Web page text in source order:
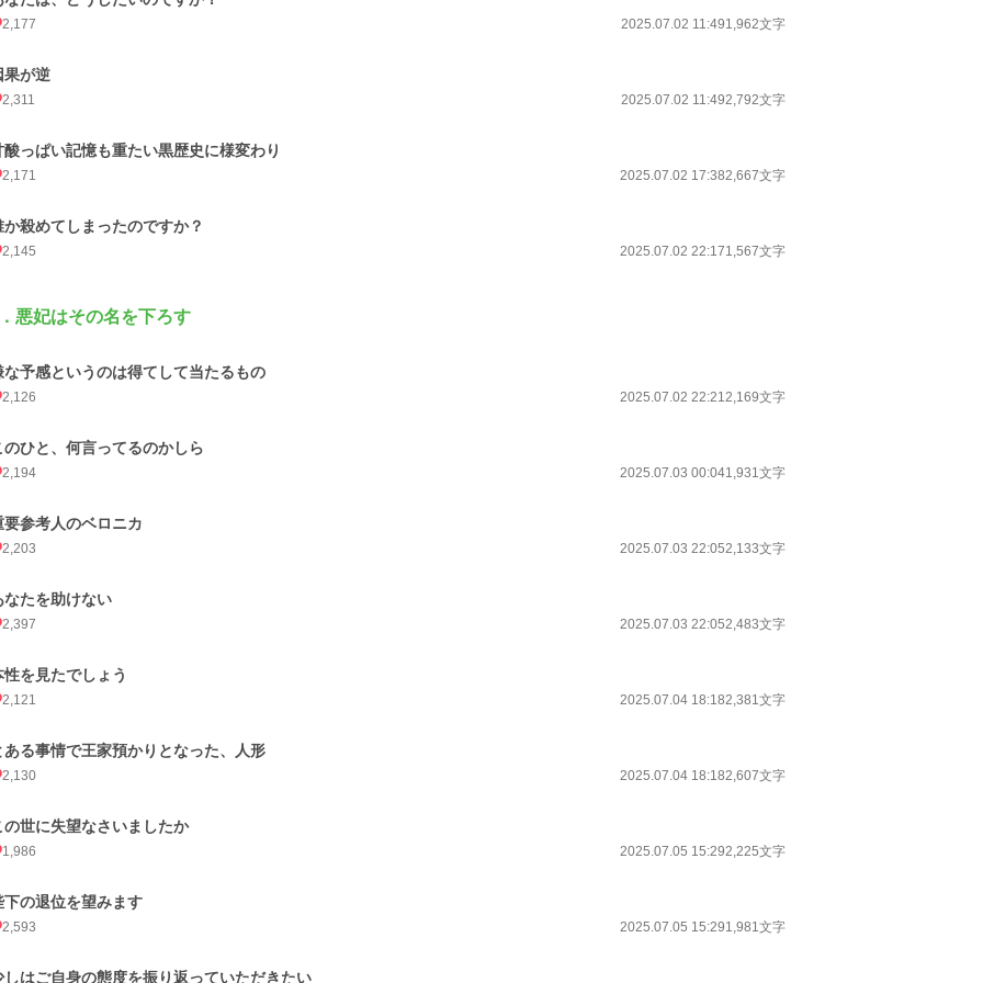
2,177 2025.07.02 11:491,962文字
果が逆
2,311 2025.07.02 11:492,792文字
酸っぱい記憶も重たい黒歴史に様変わり
2,171 2025.07.02 17:382,667文字
か殺めてしまったのですか？
2,145 2025.07.02 22:171,567文字
悪妃はその名を下ろす
な予感というのは得てして当たるもの
2,126 2025.07.02 22:212,169文字
のひと、何言ってるのかしら
2,194 2025.07.03 00:041,931文字
要参考人のベロニカ
2,203 2025.07.03 22:052,133文字
なたを助けない
2,397 2025.07.03 22:052,483文字
性を見たでしょう
2,121 2025.07.04 18:182,381文字
ある事情で王家預かりとなった、人形
2,130 2025.07.04 18:182,607文字
の世に失望なさいましたか
1,986 2025.07.05 15:292,225文字
下の退位を望みます
2,593 2025.07.05 15:291,981文字
しはご自身の態度を振り返っていただきたい